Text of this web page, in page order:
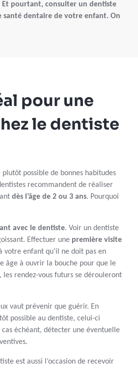
Et pourtant, consulter un dentiste
dentaire de votre enfant. On
pour une
le dentiste
possible de bonnes habitudes
recommandent de réaliser
dès l’âge de 2 ou 3 ans. Pourquoi
avec le dentiste. Voir un dentiste
Effectuer une première visite
enfant qu’il ne doit pas en
âge à ouvrir la bouche pour que le
rendez-vous futurs se dérouleront
vaut prévenir que guérir. En
possible au dentiste, celui-ci
échéant, détecter une éventuelle
est aussi l’occasion de recevoir